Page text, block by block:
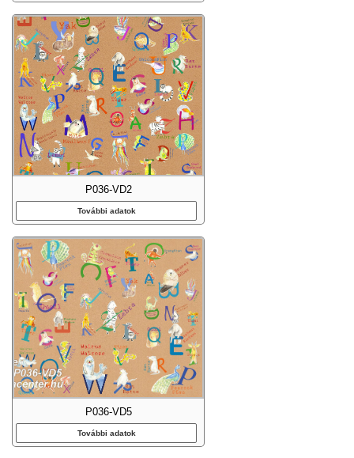
P036-VD2
További adatok
P036-VD5
További adatok